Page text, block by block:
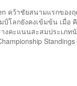
คว้าชัยสนามแรกของฤ
โลกยังคงเข้มข้น เมื่อ
งคะแนนสะสมประเภ